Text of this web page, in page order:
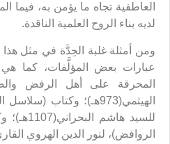
العاطفية تجاه ما يؤمن به، فيما
لديه بناء الروح العلمية الناقدة.
ومن أمثلة غلبة الحِدَّة في مثل
عبارات بعض المؤلَّفات، كما
المحرقة على أهل الرفض
الهيثمي(973هـ)؛ وكتاب
للسيد
الروافض)، لنور الدين الهروي القاري(1014هـ)؛